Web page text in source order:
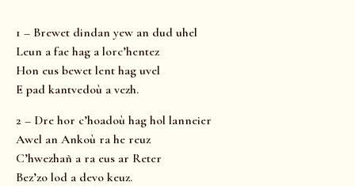
1 – Brewet dindan yew an dud uhel
Leun a fae hag a lorc’hentez
Hon eus bewet lent hag uvel
E pad kantvedoù a vezh.
2 – Dre hor c’hoadoù hag hol lanneier
Awel an Ankoù ra he reuz
C’hwezhañ a ra eus ar Reter
Bez’zo lod a devo keuz.